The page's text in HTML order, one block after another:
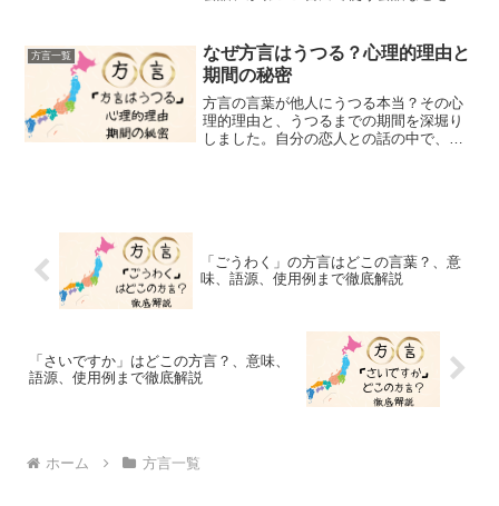
葉は、初対面の人に対しても使われるこ
とがあり、それが何を意味...
方言一覧
なぜ方言はうつる？心理的理由と
期間の秘密
方言の言葉が他人にうつる本当？その心
理的理由と、うつるまでの期間を深堀り
しました。自分の恋人との話の中で、恋
「ごうわく」の方言はどこの言葉？、意
味、語源、使用例まで徹底解説
「さいですか」はどこの方言？、意味、
語源、使用例まで徹底解説
ホーム 方言一覧